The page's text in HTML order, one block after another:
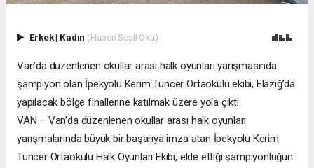
Erkek| Kadın (Haberi Sesli Oku)
Van’da düzenlenen okullar arası halk oyunları yarışmasında
şampiyon olan İpekyolu Kerim Tuncer Ortaokulu ekibi, Elazığ’da
yapılacak bölge finallerine katılmak üzere yola çıktı.
VAN – Van’da düzenlenen okullar arası halk oyunları
yarışmalarında büyük bir başarıya imza atan İpekyolu Kerim
Tuncer Ortaokulu Halk Oyunları Ekibi, elde ettiği şampiyonluğun